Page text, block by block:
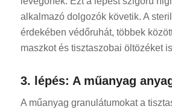
alkalmazó dolgozók követik. A
érdekében védőruhát, többek
maszkot és tisztaszobai öltözéket
3. lépés: A műanyag
A műanyag granulátumokat a